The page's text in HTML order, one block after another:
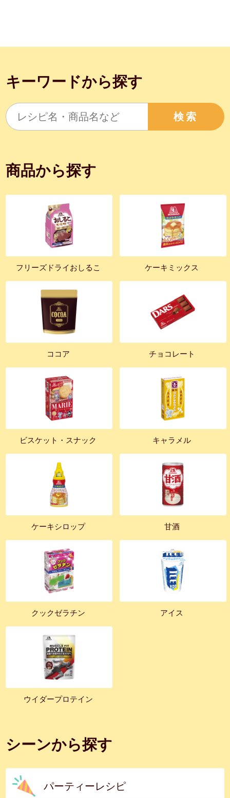
キーワードから探す
検索
商品から探す
フリーズドライおしるこ ケーキミックス
ココア チョコレート
ビスケット・スナック キャラメル
ケーキシロップ 甘酒
クックゼラチン アイス
ウイダープロテイン
シーンから探す
パーティーレシピ